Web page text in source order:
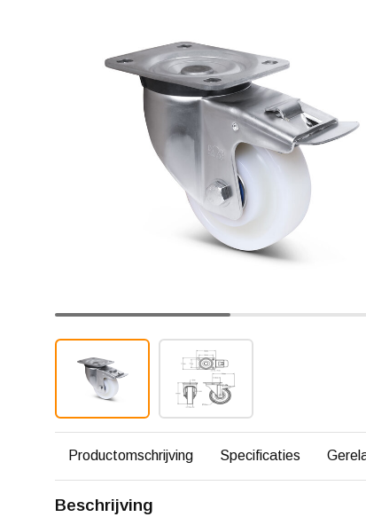
Productomschrijving Specificaties
Beschrijving